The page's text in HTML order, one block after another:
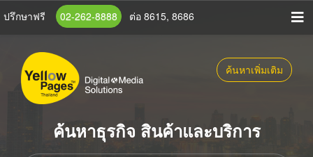
ข้าม
เนื้อหา
ปรึกษาฟรี 02-262-8888 ต่อ 8615, 8686
ค้นหาเพิ่มเติม
ค้นหาธุรกิจ สินค้าและบริการ